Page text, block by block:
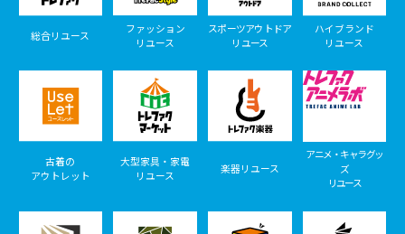
総合リユース
ファッション
リユース
スポーツアウトドア
リユース
ハイブランド
リユース
古着の
アウトレット
大型家具・家電
リユース
楽器リユース
アニメ・キャラグッ
ズ
リユース